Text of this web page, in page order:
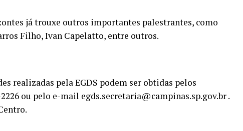
já trouxe outros importantes palestrantes, como
Filho, Ivan Capelatto, entre outros.
realizadas pela EGDS podem ser obtidas pelos
ou pelo e-mail egds.secretaria@campinas.sp.gov.br .